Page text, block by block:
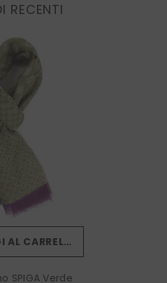
RECENTI
CARRELLO
SPIGA Verde